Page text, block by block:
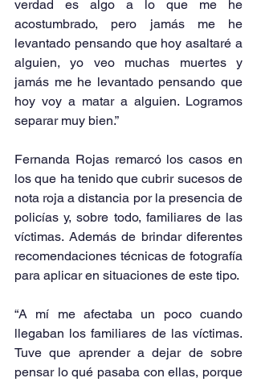
verdad es algo a lo que me he
acostumbrado, pero jamás me he
levantado pensando que hoy asaltaré a
alguien, yo veo muchas muertes y
jamás me he levantado pensando que
hoy voy a matar a alguien. Logramos
separar muy bien.”
Fernanda Rojas remarcó los casos en
los que ha tenido que cubrir sucesos de
nota roja a distancia por la presencia de
policías y, sobre todo, familiares de las
víctimas. Además de brindar diferentes
recomendaciones técnicas de fotografía
para aplicar en situaciones de este tipo.
“A mí me afectaba un poco cuando
llegaban los familiares de las víctimas.
Tuve que aprender a dejar de sobre
pensar lo qué pasaba con ellas, porque